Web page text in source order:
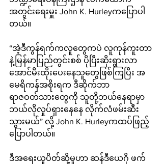
အတွင်းရေးမှူး John K. Hurleyကပြောပါ
တယ်။
“အဲ့ဒီကွန်ရက်ကလူတွေကပဲ လူကုန်ကူးတာ
နဲ့မြန်မာပြည်တွင်းစစ် ပိုပြီးဆိုးရွားလာ
အောင်မီးထိုးပေးနေသူတွေဖြစ်ကြပြီး အ
မေရိကန်အစိုးရက ဒီဆိုက်ဘာ
ရာဇဝတ်သားတွေကို သူတို့ဘယ်နေရာမှာ
ဘယ်လိုလှုပ်ရှားနေနေ လိုက်လံဖမ်းဆီး
သွားမယ်” လို့ John K. Hurleyကထပ်ဖြည့်
ပြောပါတယ်။
ဒီအရေးယူပိတ်ဆို့မှုဟာ ဆန်ဒီယေဂို ဖက်